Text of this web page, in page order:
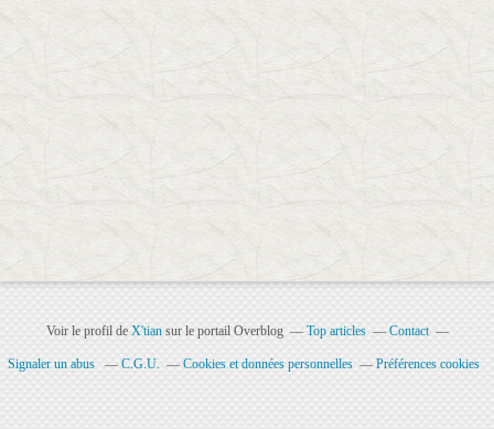
Voir le profil de X'tiansur le portail Overblog Top articles Contact
Signaler un abus C.G.U. Cookies et données personnelles Préférences cookies